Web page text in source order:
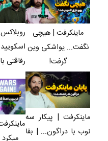
ماینکرفت | هیچی
نگفت... یواشکی وین
گرفت!
رفاقتی
ماینکرفت | پیکار سه
نوب با دراگون... | بقا